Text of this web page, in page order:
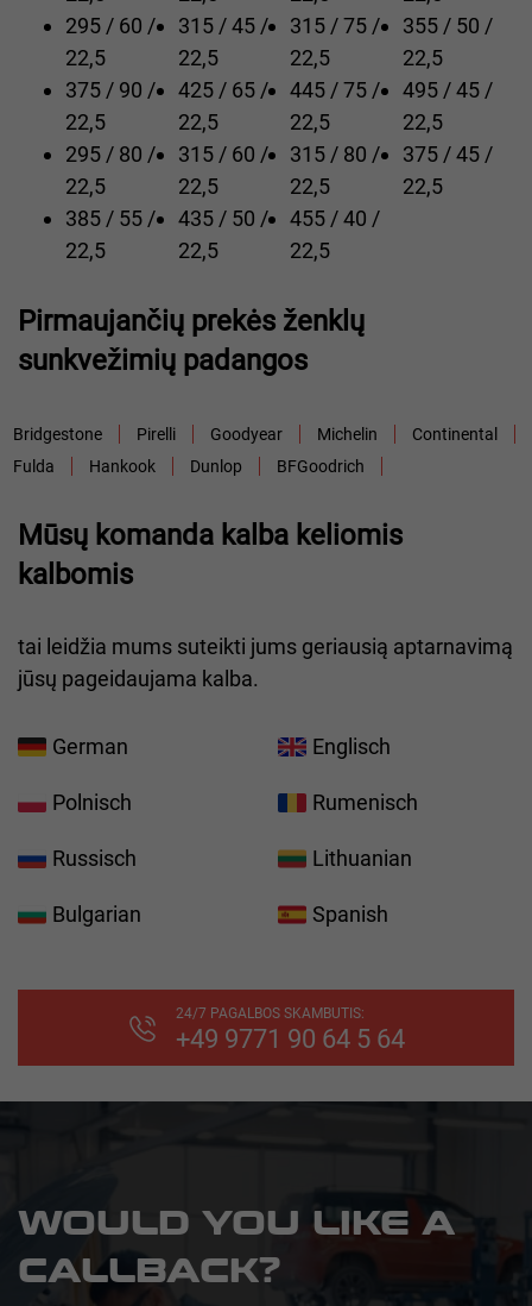
295 / 60 /
22,5
315 / 45 /
22,5
315 / 75 /
22,5
355 / 50 /
22,5
375 / 90 /
22,5
425 / 65 /
22,5
445 / 75 /
22,5
495 / 45 /
22,5
295 / 80 /
22,5
315 / 60 /
22,5
315 / 80 /
22,5
375 / 45 /
22,5
385 / 55 /
22,5
435 / 50 /
22,5
455 / 40 /
22,5
Pirmaujančių prekės ženklų
sunkvežimių padangos
Bridgestone Pirelli Goodyear Michelin
Continental
Fulda
Hankook Dunlop BFGoodrich
Mūsų komanda kalba keliomis
kalbomis
tai leidžia mums suteikti jums geriausią aptarnavimą
jūsų pageidaujama kalba.
German Englisch
Polnisch Rumenisch
Russisch Lithuanian
Bulgarian Spanish
24/7 PAGALBOS SKAMBUTIS:
+49 9771 90 64 5 64
WOULD YOU LIKE A
CALLBACK?